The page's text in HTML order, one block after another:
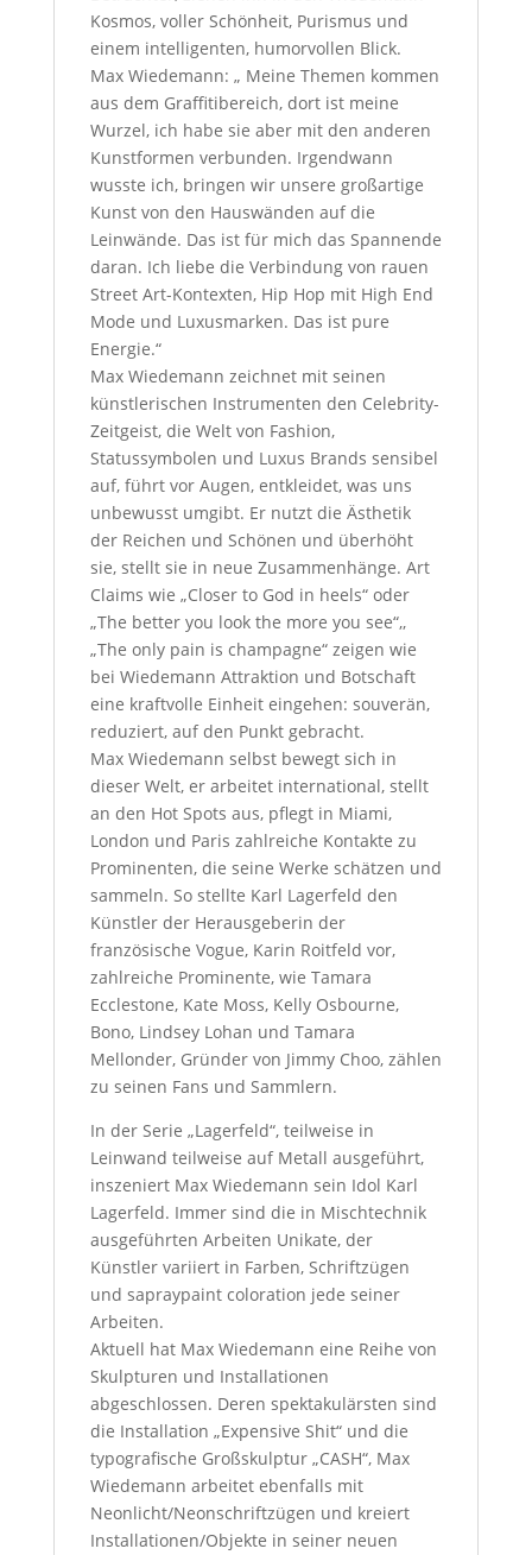
Kosmos, voller Schönheit, Purismus und
einem intelligenten, humorvollen Blick.
Max Wiedemann: „ Meine Themen kommen
aus dem Graffitibereich, dort ist meine
Wurzel, ich habe sie aber mit den anderen
Kunstformen verbunden. Irgendwann
wusste ich, bringen wir unsere großartige
Kunst von den Hauswänden auf die
Leinwände. Das ist für mich das Spannende
daran. Ich liebe die Verbindung von rauen
Street Art-Kontexten, Hip Hop mit High End
Mode und Luxusmarken. Das ist pure
Energie.“
Max Wiedemann zeichnet mit seinen
künstlerischen Instrumenten den Celebrity-
Zeitgeist, die Welt von Fashion,
Statussymbolen und Luxus Brands sensibel
auf, führt vor Augen, entkleidet, was uns
unbewusst umgibt. Er nutzt die Ästhetik
der Reichen und Schönen und überhöht
sie, stellt sie in neue Zusammenhänge. Art
Claims wie „Closer to God in heels“ oder
„The better you look the more you see“,,
„The only pain is champagne“ zeigen wie
bei Wiedemann Attraktion und Botschaft
eine kraftvolle Einheit eingehen: souverän,
reduziert, auf den Punkt gebracht.
Max Wiedemann selbst bewegt sich in
dieser Welt, er arbeitet international, stellt
an den Hot Spots aus, pflegt in Miami,
London und Paris zahlreiche Kontakte zu
Prominenten, die seine Werke schätzen und
sammeln. So stellte Karl Lagerfeld den
Künstler der Herausgeberin der
französische Vogue, Karin Roitfeld vor,
zahlreiche Prominente, wie Tamara
Ecclestone, Kate Moss, Kelly Osbourne,
Bono, Lindsey Lohan und Tamara
Mellonder, Gründer von Jimmy Choo, zählen
zu seinen Fans und Sammlern.
In der Serie „Lagerfeld“, teilweise in
Leinwand teilweise auf Metall ausgeführt,
inszeniert Max Wiedemann sein Idol Karl
Lagerfeld. Immer sind die in Mischtechnik
ausgeführten Arbeiten Unikate, der
Künstler variiert in Farben, Schriftzügen
und sapraypaint coloration jede seiner
Arbeiten.
Aktuell hat Max Wiedemann eine Reihe von
Skulpturen und Installationen
abgeschlossen. Deren spektakulärsten sind
die Installation „Expensive Shit“ und die
typografische Großskulptur „CASH“, Max
Wiedemann arbeitet ebenfalls mit
Neonlicht/Neonschriftzügen und kreiert
Installationen/Objekte in seiner neuen